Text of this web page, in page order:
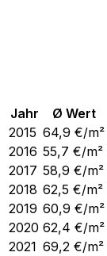
Jahr Ø Wert
2015 64,9 €/m²
2016 55,7 €/m²
2017 58,9 €/m²
2018 62,5 €/m²
2019 60,9 €/m²
2020 62,4 €/m²
2021 69,2 €/m²